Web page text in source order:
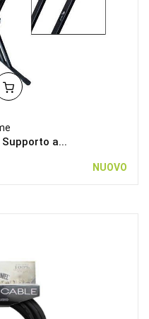
Supporto a...
NUOVO